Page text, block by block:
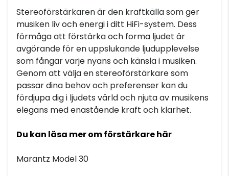
Stereoförstärkaren är den kraftkälla som ger
musiken liv och energi i ditt HiFi-system. Dess
förmåga att förstärka och forma ljudet är
avgörande för en uppslukande ljudupplevelse
som fångar varje nyans och känsla i musiken.
Genom att välja en stereoförstärkare som
passar dina behov och preferenser kan du
fördjupa dig i ljudets värld och njuta av musikens
elegans med enastående kraft och klarhet.
Du kan läsa mer om förstärkare här
Marantz Model 30